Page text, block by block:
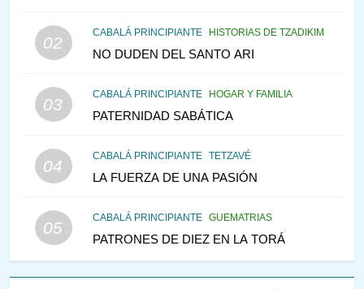
02
CABALÁ PRINCIPIANTE HISTORIAS DE TZADIKIM
NO DUDEN DEL SANTO ARI
03
CABALÁ PRINCIPIANTE HOGAR Y FAMILIA
PATERNIDAD SABÁTICA
04
CABALÁ PRINCIPIANTE TETZAVÉ
LA FUERZA DE UNA PASIÓN
05
CABALÁ PRINCIPIANTE GUEMATRIAS
PATRONES DE DIEZ EN LA TORÁ
146
VEAMOS ¿POR QUÉ
IEHOSHÚA? Y LA QUEJA DE
1
RAZI ¿QUIÉN ES SABIO?